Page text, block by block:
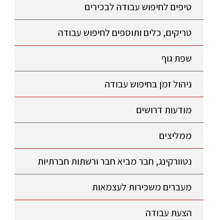
טיפים לחיפוש עבודה לבכירים
טריקים, כלים ותוספים לחיפוש עבודה
שפת גוף
ניהול זמן בחיפוש עבודה
מודעות דרושים
ממליצים
נטוורקינג, חבר מביא חבר ורשתות חברתיות
מעברים משכירות לעצמאות
הצעת עבודה